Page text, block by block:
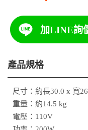
加LINE詢
產品規格
尺寸：約長30.0 x 寬
重量：約14.5 kg
電壓：110V